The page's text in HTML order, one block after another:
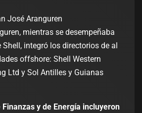
José Aranguren
mientras se desempeñaba
integró los directorios de al
offshore: Shell Western
Ltd y Sol Antilles y Guianas
y de Energía incluyeron